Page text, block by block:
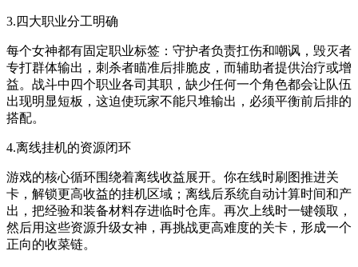
3.四大职业分工明确
每个女神都有固定职业标签：守护者负责扛伤和嘲讽，毁灭者
专打群体输出，刺杀者瞄准后排脆皮，而辅助者提供治疗或增
益。战斗中四个职业各司其职，缺少任何一个角色都会让队伍
出现明显短板，这迫使玩家不能只堆输出，必须平衡前后排的
搭配。
4.离线挂机的资源闭环
游戏的核心循环围绕着离线收益展开。你在线时刷图推进关
卡，解锁更高收益的挂机区域；离线后系统自动计算时间和产
出，把经验和装备材料存进临时仓库。再次上线时一键领取，
然后用这些资源升级女神，再挑战更高难度的关卡，形成一个
正向的收菜链。